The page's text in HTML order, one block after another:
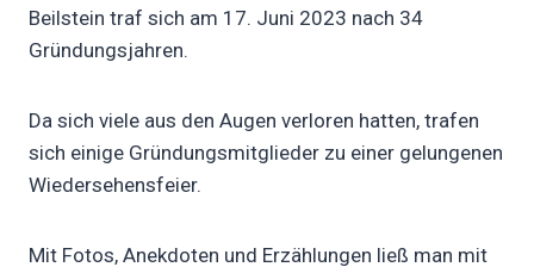
Beilstein traf sich am 17. Juni 2023 nach 34
Gründungsjahren.
Da sich viele aus den Augen verloren hatten, trafen
sich einige Gründungsmitglieder zu einer gelungenen
Wiedersehensfeier.
Mit Fotos, Anekdoten und Erzählungen ließ man mit